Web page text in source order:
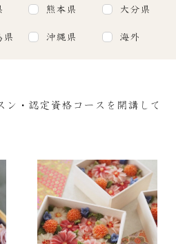
熊本県 大分県
県 沖縄県 海外
ン・認定資格コースを開講して